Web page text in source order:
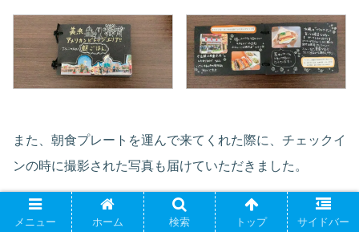
また、朝食プレートを運んで来てくれた際に、チェックイ
ンの時に撮影された写真も届けていただきました。
このようなサービスを提供しているホテルは少なく、思い
メニュー ホーム 検索 トップ サイドバー